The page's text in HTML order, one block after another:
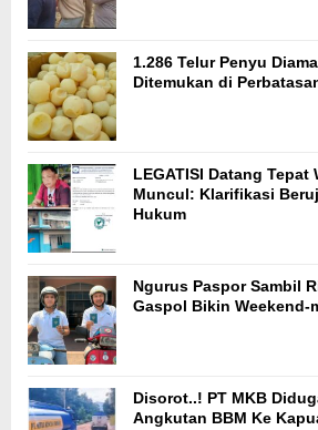
1.286 Telur Penyu
Ditemukan di
LEGATISI Datang Tepat
Muncul: Klarifikasi
Hukum
Ngurus Paspor Sambil
Gaspol Bikin Weekend-
Disorot..! PT MKB
Angkutan BBM Ke